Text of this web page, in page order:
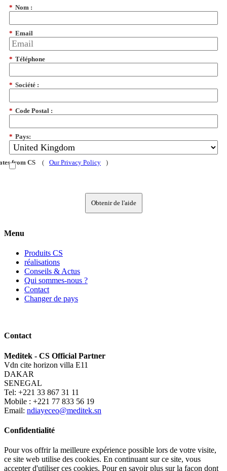
* Nom :
* Email
* Téléphone
* Société :
* Code Postal :
* Pays:
from CS ( Our Privacy Policy )
Obtenir de l'aide
Menu
Produits CS
réalisations
Conseils & Actus
Qui sommes-nous ?
Contact
Changer de pays
Contact
Meditek - CS Official Partner
Vdn cite horizon villa E11
DAKAR
SENEGAL
Tel: +221 33 867 31 11
Mobile : +221 77 833 56 19
Email: ndiayeceo@meditek.sn
Confidentialité
Pour vos offrir la meilleure expérience possible lors de votre visite,
ce site web utilise des cookies. En continuant sur ce site, vous
accepter d'utiliser ces cookies. Pour en savoir plus sur la façon dont